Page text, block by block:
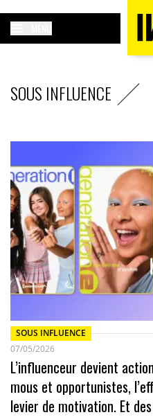
SOUS INFLUENCE
SOUS INFLUENCE
07/05/2026
L’influenceur devient
mous et opportunistes,
levier de motivation. Et